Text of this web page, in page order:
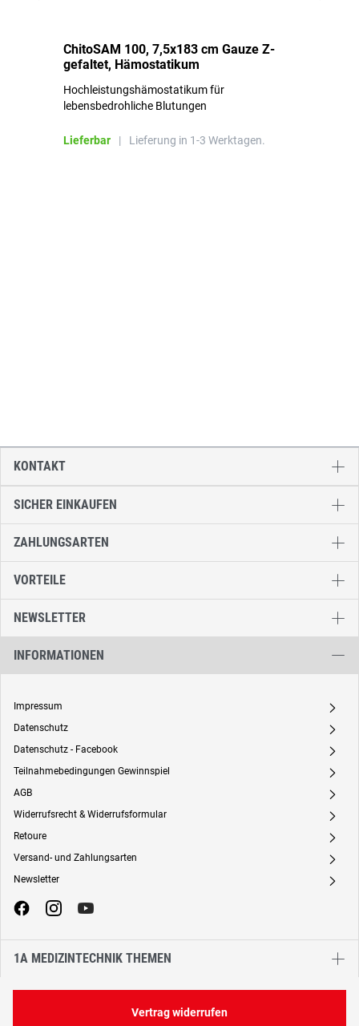
ChitoSAM 100, 7,5x183 cm Gauze Z-
gefaltet, Hämostatikum
Hochleistungshämostatikum für
lebensbedrohliche Blutungen
Lieferbar | Lieferung in 1-3 Werktagen.
SICHER EINKAUFEN
ZAHLUNGSARTEN
VORTEILE
NEWSLETTER
INFORMATIONEN
Impressum A
Datenschutz A
Datenschutz - Facebook A
Teilnahmebedingungen Gewinnspiel A
AGB A
Widerrufsrecht & Widerrufsformular A
Retoure A
Versand- und Zahlungsarten A
Newsletter A
1A MEDIZINTECHNIK THEMEN
KONTAKT
Vertrag widerrufen